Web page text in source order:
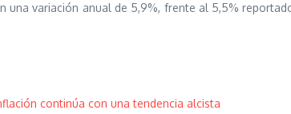
variación anual de 5,9%, frente al 5,5%
continúa con una tendencia alcista